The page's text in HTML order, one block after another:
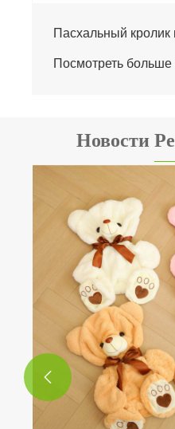
Пасхальный
Посмотреть больше
Новости
